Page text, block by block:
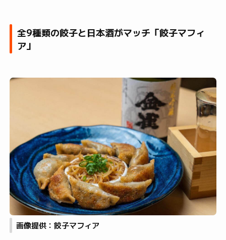
全9種類の餃子と日本酒がマッチ「餃子マフィ
ア」
画像提供：餃子マフィア